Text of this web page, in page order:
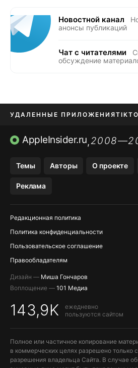
Новостной канал
анонсы публикаций
Чат с читателями
обсуждение
УДАЛЕННЫЕ ПРИЛОЖЕНИЯ
ПРИЛОЖЕНИЯ БЕЗ APP STORE
AppleInsider.ru,
Темы Авторы О проекте
Реклама
Редакционная политика
Политика конфиденциальности
Пользовательское соглашение
Правообладателям
Дизайн — Миша Гончаров
Воплощение — 101 Медиа
143,9K
ежедневно
пользуются сайтом
Полное или частичное копирование
в коммерческих целях разрешено только
разрешения владельца Сайта. В случае